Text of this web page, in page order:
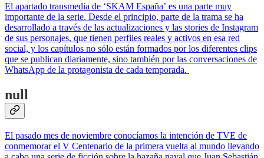
El apartado transmedia de ‘SKAM España’ es una parte muy
importante de la serie. Desde el principio, parte de la trama se ha
desarrollado a través de las actualizaciones y las stories de Instagram
de sus personajes, que tienen perfiles reales y activos en esa red
social, y los capítulos no sólo están formados por los diferentes clips
que se publican diariamente, sino también por las conversaciones de
WhatsApp de la protagonista de cada temporada.
null
El pasado mes de noviembre conocíamos la intención de TVE de
conmemorar el V Centenario de la primera vuelta al mundo llevando